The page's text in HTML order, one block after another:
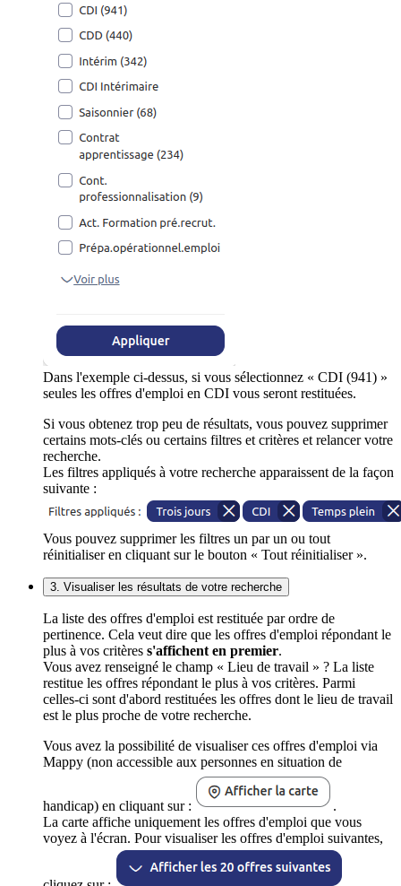
Dans l'exemple ci-dessus, si vous sélectionnez « CDI (941) »
seules les offres d'emploi en CDI vous seront restituées.
Si vous obtenez trop peu de résultats, vous pouvez supprimer
certains mots-clés ou certains filtres et critères et relancer votre
recherche.
Les filtres appliqués à votre recherche apparaissent de la façon
suivante :
Vous pouvez supprimer les filtres un par un ou tout
réinitialiser en cliquant sur le bouton « Tout réinitialiser ».
3. Visualiser les résultats de votre recherche
La liste des offres d'emploi est restituée par ordre de
pertinence. Cela veut dire que les offres d'emploi répondant le
plus à vos critères s'affichent en premier.
Vous avez renseigné le champ « Lieu de travail » ? La liste
restitue les offres répondant le plus à vos critères. Parmi
celles-ci sont d'abord restituées les offres dont le lieu de travail
est le plus proche de votre recherche.
Vous avez la possibilité de visualiser ces offres d'emploi via
Mappy (non accessible aux personnes en situation de
handicap) en cliquant sur :
.
La carte affiche uniquement les offres d'emploi que vous
voyez à l'écran. Pour visualiser les offres d'emploi suivantes,